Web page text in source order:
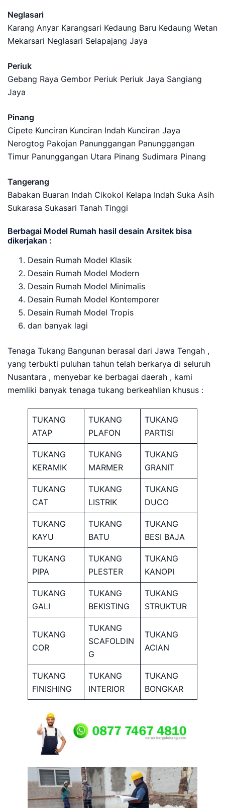
Neglasari
Karang Anyar Karangsari Kedaung Baru Kedaung Wetan
Mekarsari Neglasari Selapajang Jaya
Periuk
Gebang Raya Gembor Periuk Periuk Jaya Sangiang
Jaya
Pinang
Cipete Kunciran Kunciran Indah Kunciran Jaya
Nerogtog Pakojan Panunggangan Panunggangan
Timur Panunggangan Utara Pinang Sudimara Pinang
Tangerang
Babakan Buaran Indah Cikokol Kelapa Indah Suka Asih
Sukarasa Sukasari Tanah Tinggi
Berbagai Model Rumah hasil desain Arsitek bisa
dikerjakan :
Desain Rumah Model Klasik
Desain Rumah Model Modern
Desain Rumah Model Minimalis
Desain Rumah Model Kontemporer
Desain Rumah Model Tropis
dan banyak lagi
Tenaga Tukang Bangunan berasal dari Jawa Tengah ,
yang terbukti puluhan tahun telah berkarya di seluruh
Nusantara , menyebar ke berbagai daerah , kami
memliki banyak tenaga tukang berkeahlian khusus :
TUKANG
ATAP
TUKANG
PLAFON
TUKANG
PARTISI
TUKANG
KERAMIK
TUKANG
MARMER
TUKANG
GRANIT
TUKANG
CAT
TUKANG
LISTRIK
TUKANG
DUCO
TUKANG
KAYU
TUKANG
BATU
TUKANG
BESI BAJA
TUKANG
PIPA
TUKANG
PLESTER
TUKANG
KANOPI
TUKANG
GALI
TUKANG
BEKISTING
TUKANG
STRUKTUR
TUKANG
COR
TUKANG
SCAFOLDIN
G
TUKANG
ACIAN
TUKANG
FINISHING
TUKANG
INTERIOR
TUKANG
BONGKAR